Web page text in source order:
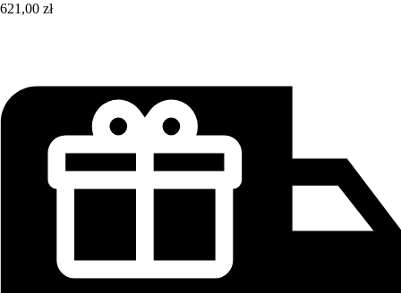
621,00 zł